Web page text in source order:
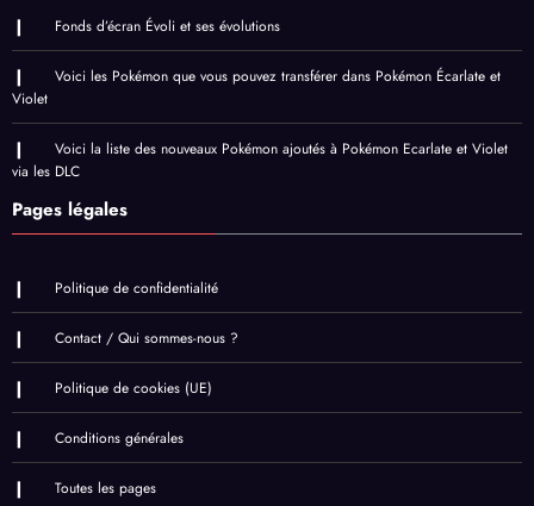
Fonds d’écran Évoli et ses évolutions
Voici les Pokémon que vous pouvez transférer dans Pokémon Écarlate et
Violet
Voici la liste des nouveaux Pokémon ajoutés à Pokémon Ecarlate et Violet
via les DLC
Pages légales
Politique de confidentialité
Contact / Qui sommes-nous ?
Politique de cookies (UE)
Conditions générales
Toutes les pages